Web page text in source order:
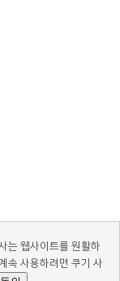
는 웹사이트를 원활하
속 사용하려면 쿠기 사